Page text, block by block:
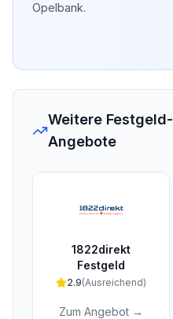
Opelbank.
Weitere Festgeld-
Angebote
1822direkt
Festgeld
2.9(Ausreichend)
Zum Angebot →